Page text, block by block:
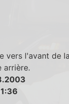
vers l'avant de
arrière.